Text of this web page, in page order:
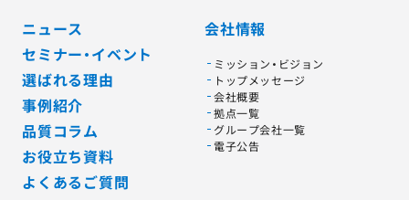
ニュース
セミナー・イベント
選ばれる理由
事例紹介
品質コラム
お役立ち資料
よくあるご質問
会社情報
ミッション・ビジョン
トップメッセージ
会社概要
拠点一覧
グループ会社一覧
電子公告